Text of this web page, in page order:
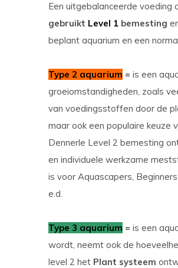
Een uitgebalanceerde
gebruikt Level 1 bemesting
beplant aquarium en een
Type 2 aquarium = is een
groeiomstandigheden, zoals
van voedingsstoffen door de
maar ook een populaire keuze
Dennerle Level 2 bemesting
en individuele werkzame
is voor Aquascapers,
e.d.
Type 3 aquarium = is een
wordt, neemt ook de
level 2 het Plant systeem